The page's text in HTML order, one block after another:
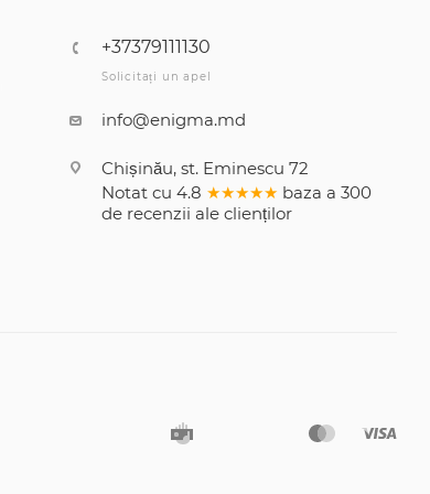
+37379111130
Solicitați un apel
info@enigma.md
Chișinău, st. Eminescu 72
Notat cu 4.8 ★★★★★ baza a 300
de recenzii ale clienților